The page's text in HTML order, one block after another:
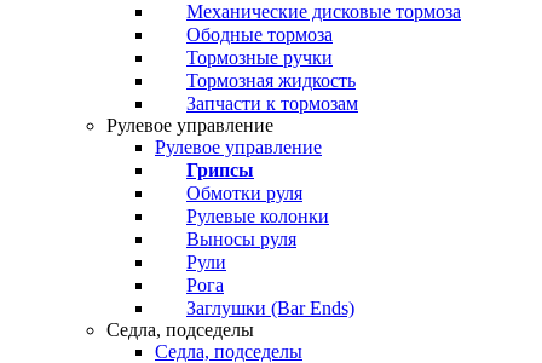
Механические дисковые тормоза
Ободные тормоза
Тормозные ручки
Тормозная жидкость
Запчасти к тормозам
Рулевое управление
Рулевое управление
Грипсы
Обмотки руля
Рулевые колонки
Выносы руля
Рули
Рога
Заглушки (Bar Ends)
Седла, подседелы
Седла, подседелы